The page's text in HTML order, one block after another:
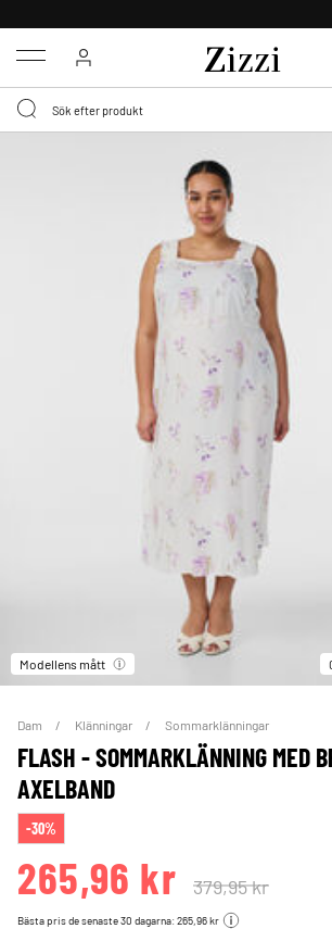
Menu
Modellens mått
Dam Klänningar Sommarklänningar
FLASH - SOMMARKLÄNNING MED
AXELBAND
-30%
265,96 kr 379,95 kr
Bästa pris de senaste 30 dagarna: 265,96 kr